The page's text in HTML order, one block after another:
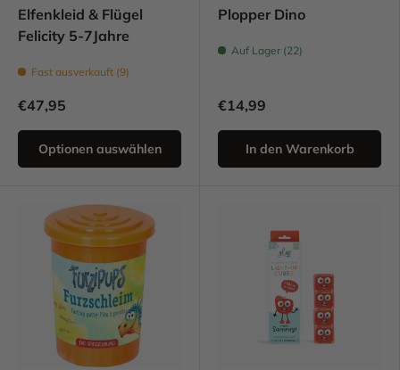
Elfenkleid & Flügel
Felicity 5-7Jahre
Fast ausverkauft (9)
€47,95
Optionen auswählen
Plopper Dino
Auf Lager (22)
€14,99
In den Warenkorb